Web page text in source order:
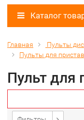
Каталог
Главная
Пульты
Пульты для
Пульт для